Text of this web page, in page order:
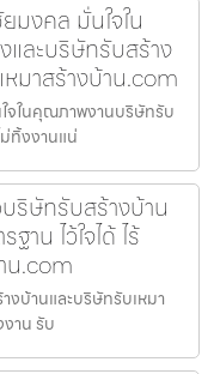
มงคล มั่นใจใน
ละบริษัทรับสร้าง
หมาสร้างบ้าน.com
จในคุณภาพงานบริษัทรับ
ม่ทิ้งงานแน่
ริษัทรับสร้างบ้าน
าน ไว้ใจได้ ไร้
น.com
งบ้านและบริษัทรับเหมา
งาน รับ